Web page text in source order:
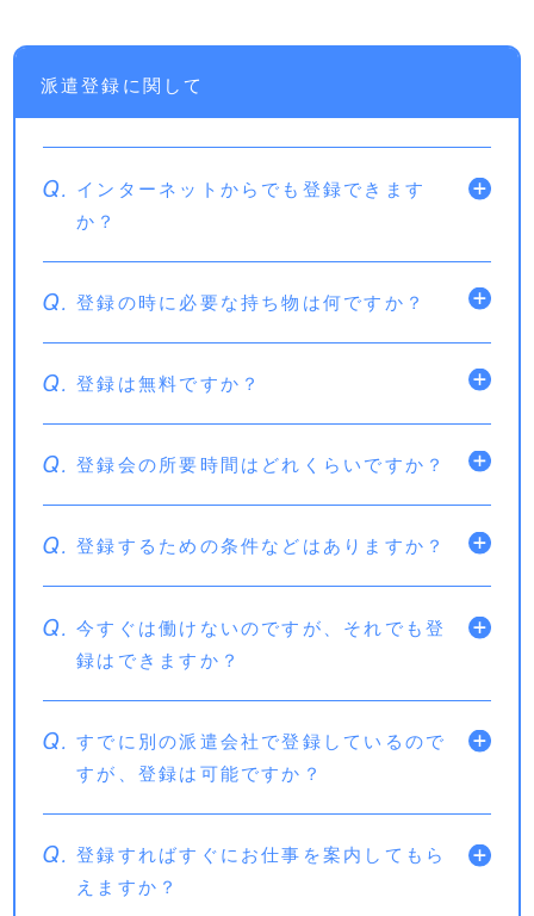
派遣登録に関して
Q.
インターネットからでも登録できます
か？
Q. 登録の時に必要な持ち物は何ですか？
Q. 登録は無料ですか？
Q. 登録会の所要時間はどれくらいですか？
Q. 登録するための条件などはありますか？
Q. 今すぐは働けないのですが、それでも登
録はできますか？
Q. すでに別の派遣会社で登録しているので
すが、登録は可能ですか？
Q. 登録すればすぐにお仕事を案内してもら
えますか？